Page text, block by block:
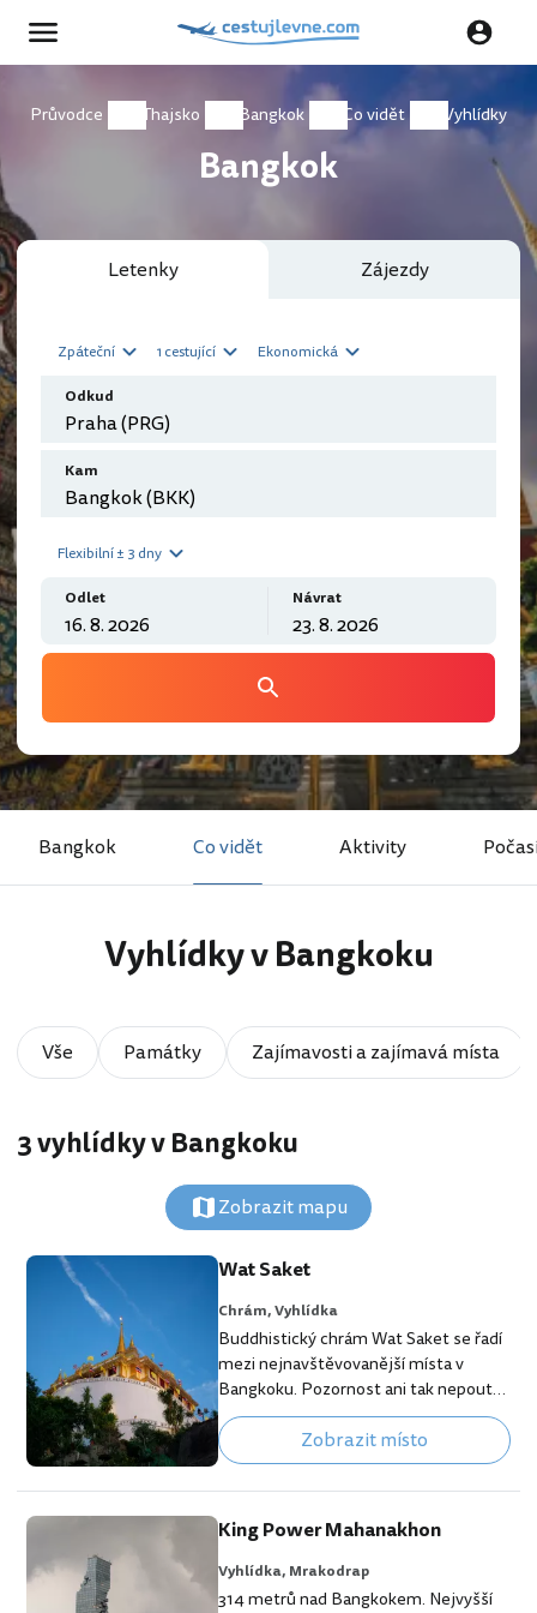
Průvodce Thajsko Bangkok Co vidět Vyhlídky
Bangkok
Letenky Zájezdy
Zpáteční 1 cestující Ekonomická
Odkud
Kam
Flexibilní ± 3 dny
Odlet Návrat
Bangkok Co vidět Aktivity
Vyhlídky v Bangkoku
Vše Památky Zajímavosti a zajímavá místa
3 vyhlídky v Bangkoku
Zobrazit mapu
Wat Saket
Chrám,Vyhlídka
Buddhistický chrám Wat Saket se řadí
mezi nejnavštěvovanější místa v
Bangkoku. Pozornost ani tak nepoutá
rozlehlý chrámový komplex, ale malá
svatyně na vrcholku "Zlaté hory",
Golden Mount. [btn "Získej tajné
nabídky na booking.com"
https://booking.com/city/th/bangkok.
cs.html?aid=355333;label=p-bangkok-
wat-saket] Zlatá hora je jedním z mála
vyvýšených míst v Bangkoku a naskýtá
Zobrazit místo
King Power Mahanakhon
Vyhlídka, Mrakodrap
314 metrů nad Bangkokem. Nejvyšší